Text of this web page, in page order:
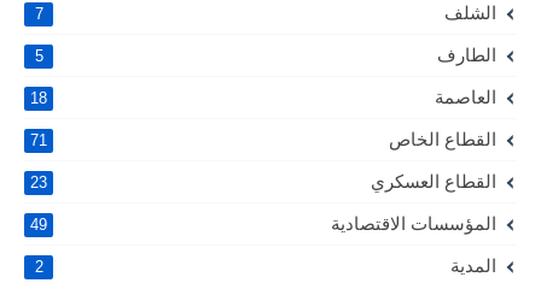
الشلف 7
الطارف 5
العاصمة 18
القطاع الخاص 71
القطاع العسكري 23
المؤسسات الاقتصادية 49
المدية 2